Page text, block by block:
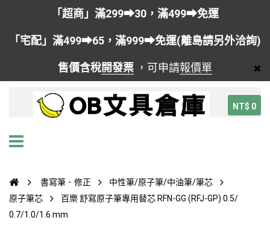
「超商」滿299➡30，滿499➡免運
「宅配」滿499➡65，滿999➡免運(離島請另外洽詢)
售價含稅開發票 ，可申請報價單
NT$ 0
書寫筆．修正
中性筆/原子筆/中油筆/筆芯
原子筆芯
百樂 舒寫原子筆專用替芯 RFN-GG (RFJ-GP) 0.5/
0.7/1.0/1.6 mm